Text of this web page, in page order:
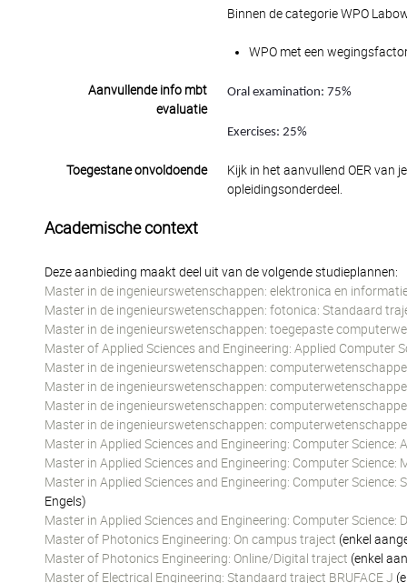
Binnen de categorie WPO
WPO met een
Aanvullende info mbt
evaluatie
Oral examination: 75%
Exercises: 25%
Toegestane onvoldoende
Kijk in het aanvullend OER van
opleidingsonderdeel.
Academische context
Deze aanbieding maakt deel uit van de volgende studieplannen:
Master in de ingenieurswetenschappen: elektronica en
Master in de ingenieurswetenschappen: fotonica: Standaard
Master in de ingenieurswetenschappen: toegepaste
Master of Applied Sciences and Engineering: Applied Computer
Master in de ingenieurswetenschappen:
Master in de ingenieurswetenschappen:
Master in de ingenieurswetenschappen:
Master in de ingenieurswetenschappen:
Master in Applied Sciences and Engineering: Computer Science:
Master in Applied Sciences and Engineering: Computer Science:
Master in Applied Sciences and Engineering: Computer
Engels)
Master in Applied Sciences and Engineering: Computer
Master of Photonics Engineering: On campus traject (enkel
Master of Photonics Engineering: Online/Digital traject (enkel
Master of Electrical Engineering: Standaard traject BRUFACE J